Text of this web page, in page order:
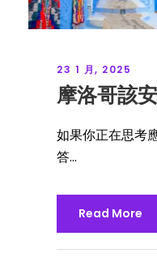
23 1 月, 2025
摩洛哥該
如果你正在思考
答...
Read More